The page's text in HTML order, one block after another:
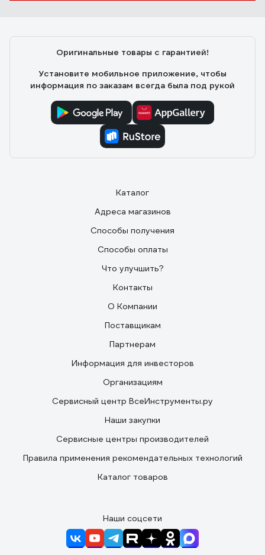
Оригинальные товары с гарантией!
Установите мобильное приложение, чтобы
информация по заказам всегда была под рукой
Каталог
Адреса магазинов
Способы получения
Способы оплаты
Что улучшить?
Контакты
О Компании
Поставщикам
Партнерам
Информация для инвесторов
Организациям
Сервисный центр ВсеИнструменты.ру
Наши закупки
Сервисные центры производителей
Правила применения рекомендательных технологий
Каталог товаров
Наши соцсети